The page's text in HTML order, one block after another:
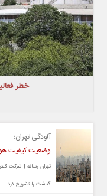
خطر
آلودگی تهران؛
وضعیت کیفیت هوای
تهران رسانه | شرکت
گذشت را تشریح کرد.